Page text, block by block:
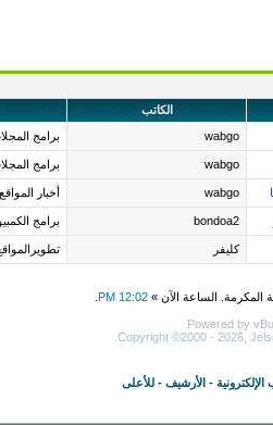
الكاتب
wabgo برامج
wabgo برامج
wabgo أخبار المواقع
bondoa2 برامج
كليفر
المكرمة. الساعة الآن » 12:02 PM
Powered by
Copyright ©2000 - 2026,
- الأرشيف - للأعلى